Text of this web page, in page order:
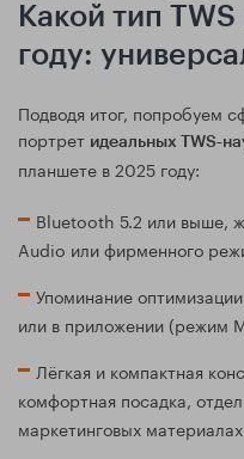
Какой тип
году:
Подводя итог, попробуем
портрет идеальных
планшете в 2025 году:
Bluetooth 5.2 или выше,
Audio или фирменного
Упоминание
или в приложении (режим
Лёгкая и компактная
комфортная посадка,
маркетинговых